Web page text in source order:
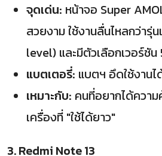
จุดเด่น: หน้าจอ Super
สวยงาม ใช้งานลื่นไหลกว่ารุ่
level) และมีตัวเลือกเวอร์ชัน
แบตเตอรี่: แบตฯ อึดใช้งาน
เหมาะกับ: คนที่อยากได้ควา
เครื่องที่ "ใช้ได้ยาว"
3. Redmi Note 13